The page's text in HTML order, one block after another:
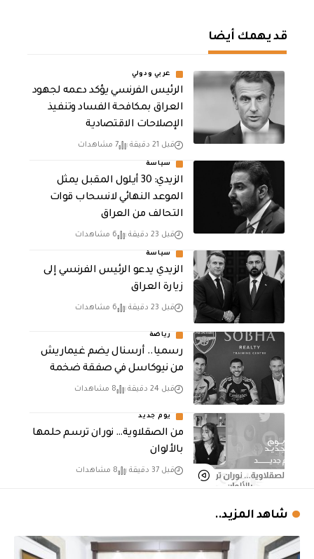
قد يهمك أيضا
عربي ودولي
الرئيس الفرنسي يؤكد دعمه لجهود
العراق بمكافحة الفساد وتنفيذ
الإصلاحات الاقتصادية
قبل 21 دقيقة 7 مشاهدات
سياسة
الزيدي: 30 أيلول المقبل يمثل
الموعد النهائي لانسحاب قوات
التحالف من العراق
قبل 23 دقيقة 6 مشاهدات
سياسة
الزيدي يدعو الرئيس الفرنسي إلى
زيارة العراق
قبل 23 دقيقة 6 مشاهدات
رياضة
رسميا.. أرسنال يضم غيماريش
من نيوكاسل في صفقة ضخمة
قبل 24 دقيقة 8 مشاهدات
يوم جديد
من الصقلاوية… نوران ترسم حلمها
بالألوان
قبل 37 دقيقة 8 مشاهدات
شاهد المزيد..